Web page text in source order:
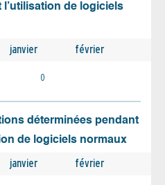
l’utilisation de logiciels
janvier février
0
déterminées pendant
de logiciels normaux
janvier février